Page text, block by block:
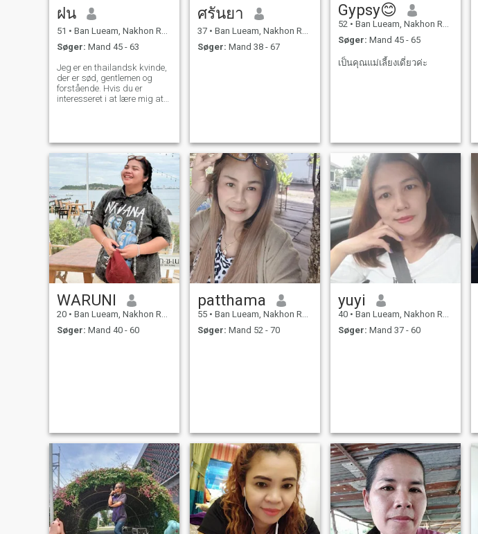
ฝน
51 • Ban Lueam, Nakhon Ratchasima, Thailand
Søger: Mand 45 - 63
Jeg er en thailandsk kvinde,
der er sød, gentlemen og
forstående. Hvis du er
interesseret i at lære mig at
lære mig at kende og udvikle
et forhold til en karriere i
Thai, Du er velkommen til at
kontakte os.
ศรันยา
37 • Ban Lueam, Nakhon Ratchasima, Thailand
Søger: Mand 38 - 67
Gypsy😊
52 • Ban Lueam, Nakhon Ratchasima, Thailand
Søger: Mand 45 - 65
เป็นคุณแม่เลี้ยงเดี่ยวค่ะ
WARUNI
20 • Ban Lueam, Nakhon Ratchasima, Thailand
Søger: Mand 40 - 60
patthama
55 • Ban Lueam, Nakhon Ratchasima, Thailand
Søger: Mand 52 - 70
yuyi
40 • Ban Lueam, Nakhon Ratchasima, Thailand
Søger: Mand 37 - 60